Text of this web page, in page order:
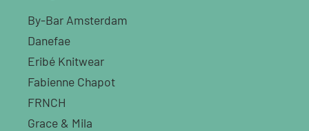
By-Bar Amsterdam
Danefae
Eribé Knitwear
Fabienne Chapot
FRNCH
Grace & Mila